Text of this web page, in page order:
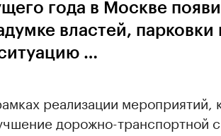
года в Москве
властей,
…
реализации мероприятий,
дорожно-транспортной